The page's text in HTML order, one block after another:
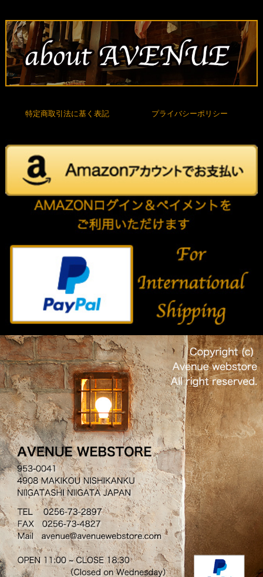
特定商取引法に基く表記 プライバシーポリシー